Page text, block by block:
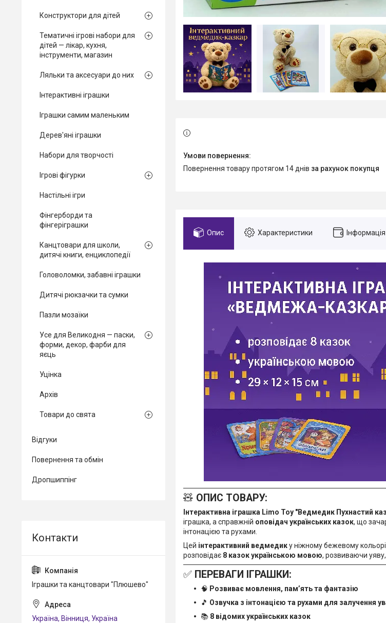
повернення товару протягом 14 днів за рахунок покупця
Опис Характеристики
🧸 ОПИС ТОВАРУ:
Інтерактивна іграшка Limo Toy "Ведмедик Пухнастий
іграшка, а справжній оповідач українських казок, що
інтонацією та рухами.
Цей інтерактивний ведмедику ніжному бежевому
розповідає 8 казок українською мовою, розвиваючи
✅ ПЕРЕВАГИ ІГРАШКИ:
🧠 Розвиває мовлення, пам’ять та фантазію
🎵 Озвучка з інтонацією та рухами для залучення
📚 8 відомих українських казок
Конструктори для дітей
Тематичні ігрові набори для
дітей — лікар, кухня,
інструменти, магазин
Ляльки та аксесуари до них
Інтерактивні іграшки
Іграшки самим маленьким
Дерев'яні іграшки
Набори для творчості
Ігрові фігурки
Настільні ігри
Фінгерборди та
фінгеріграшки
Канцтовари для школи,
дитячі книги, енциклопедії
Головоломки, забавні іграшки
Дитячі рюкзачки та сумки
Пазли мозаїки
Усе для Великодня — паски,
форми, декор, фарби для
яєць
Уцінка
Архів
Товари до свята
Відгуки
Повернення та обмін
Дропшиппінг
Іграшки та канцтовари "Плюшево"
Україна, Вінниця, Україна